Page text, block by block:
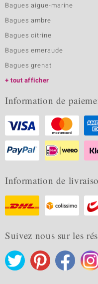
Bagues aigue-marine
Bagues ambre
Bagues citrine
Bagues emeraude
Bagues grenat
tout afficher
Information de
Information de
Suivez nous sur les